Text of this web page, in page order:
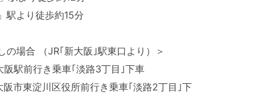
駅より徒歩約15分
の場合 （JR｢新大阪｣駅東口より）＞
阪駅前行き乗車｢淡路3丁目｣下車
阪市東淀川区役所前行き乗車｢淡路2丁目｣下